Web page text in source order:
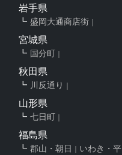
岩手県
盛岡大通商店街
宮城県
国分町
秋田県
川反通り
山形県
七日町
福島県
郡山・朝日 いわき・平